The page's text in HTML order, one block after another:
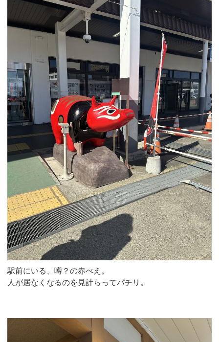
駅前にいる、噂？の赤べえ。
人が居なくなるのを見計らってパチリ。